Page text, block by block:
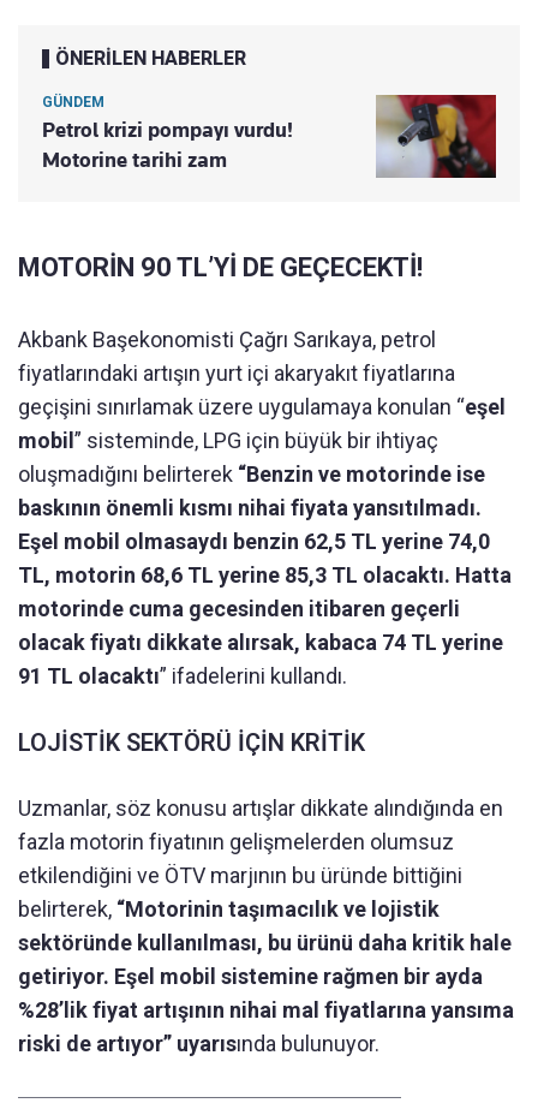
ÖNERİLEN HABERLER
GÜNDEM
Petrol krizi pompayı vurdu!
Motorine tarihi zam
MOTORİN 90 TL’Yİ DE GEÇECEKTİ!
Akbank Başekonomisti Çağrı Sarıkaya, petrol
fiyatlarındaki artışın yurt içi akaryakıt fiyatlarına
geçişini sınırlamak üzere uygulamaya konulan “eşel
mobil ” sisteminde, LPG için büyük bir ihtiyaç
oluşmadığını belirterek “Benzin ve motorinde ise
baskının önemli kısmı nihai fiyata yansıtılmadı.
Eşel mobil olmasaydı benzin 62,5 TL yerine 74,0
TL, motorin 68,6 TL yerine 85,3 TL olacaktı. Hatta
motorinde cuma gecesinden itibaren geçerli
olacak fiyatı dikkate alırsak, kabaca 74 TL yerine
91 TL olacaktı” ifadelerini kullandı.
LOJİSTİK SEKTÖRÜ İÇİN KRİTİK
Uzmanlar, söz konusu artışlar dikkate alındığında en
fazla motorin fiyatının gelişmelerden olumsuz
etkilendiğini ve ÖTV marjının bu üründe bittiğini
belirterek, “Motorinin taşımacılık ve lojistik
sektöründe kullanılması, bu ürünü daha kritik hale
getiriyor. Eşel mobil sistemine rağmen bir ayda
%28’lik fiyat artışının nihai mal fiyatlarına yansıma
riski de artıyor” uyarısında bulunuyor.